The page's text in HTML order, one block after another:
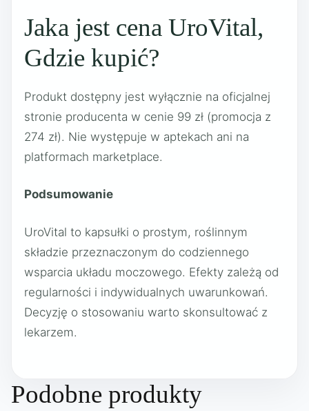
Jaka jest cena UroVital,
Gdzie kupić?
Produkt dostępny jest wyłącznie na oficjalnej
stronie producenta w cenie 99 zł (promocja z
274 zł). Nie występuje w aptekach ani na
platformach marketplace.
Podsumowanie
UroVital to kapsułki o prostym, roślinnym
składzie przeznaczonym do codziennego
wsparcia układu moczowego. Efekty zależą od
regularności i indywidualnych uwarunkowań.
Decyzję o stosowaniu warto skonsultować z
lekarzem.
Podobne produkty